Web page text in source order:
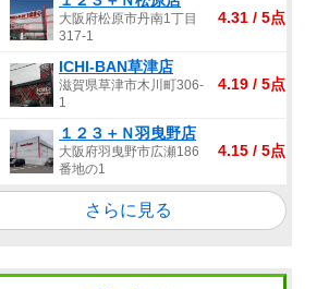
大阪府松原市丹南1丁目
317-1
4.31 / 5点
ICHI-BAN草津店
滋賀県草津市木川町306-
1
4.19 / 5点
１２３＋Ｎ羽曳野店
大阪府羽曳野市広瀬186
番地の1
4.15 / 5点
さらに見る